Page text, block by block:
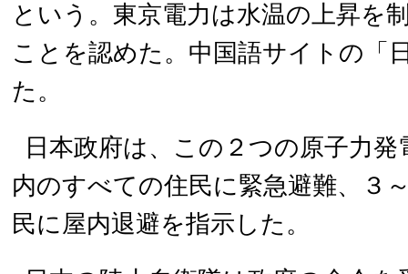
という。東京電力は水温の上昇を
ことを認めた。中国語サイトの「
た。
日本政府は、この２つの原子力
内のすべての住民に緊急避難、３
民に屋内退避を指示した。